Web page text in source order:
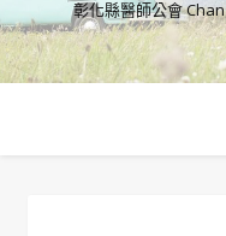
彰化縣醫師公會